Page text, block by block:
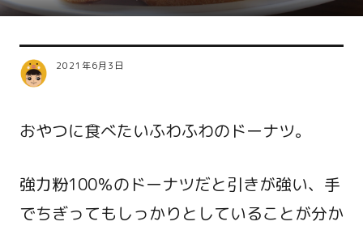
2021年6月3日
おやつに食べたいふわふわのドーナツ。
強力粉100％のドーナツだと引きが強い、手
でちぎってもしっかりとしていることが分か